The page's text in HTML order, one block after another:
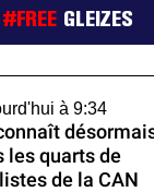
#FREE GLEIZES
à 9:34
les quarts de
de la CAN